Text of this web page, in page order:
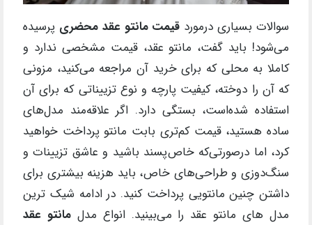
سوالات بسیاری درمورد قیمت مانتو عقد محضری پرسیده‌
می‌شود! باید گفت، مانتو عقد، قیمت مشخصی ندارد و
کاملا به محلی که برای خرید آن مراجعه می‌کنید، مزونی
که آن‌ را دوخته، کیفیت پارچه و نوع تزییناتی‌ که برای آن
استفاده شده‌است، بستگی دارد. اگر علاقه‌مند مدل‌های
ساده هستید، قیمت کم‌تری بابت مانتو پرداخت خواهید
کرد، اما درصورتی‌‌که خاص‌پسند باشید و عاشق تزیینات و
سنگ‌دوزی و طراحی‌های خاص، باید هزینه بیشتری برای
داشتن چنین مانتویی پرداخت کنید. در ادامه شیک ترین
مدل های مانتو عقد را می‌بینید. انواع مدلمانتو عقد